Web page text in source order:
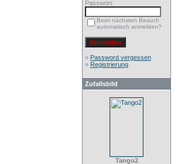
Passwort:
Beim nächsten Besuch
automatisch anmelden?
» Password vergessen
» Registrierung
Zufallsbild
Tango2